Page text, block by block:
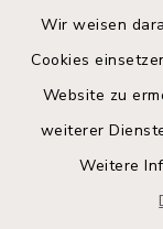
Wir weisen
Cookies
Website zu
weiterer
Weitere